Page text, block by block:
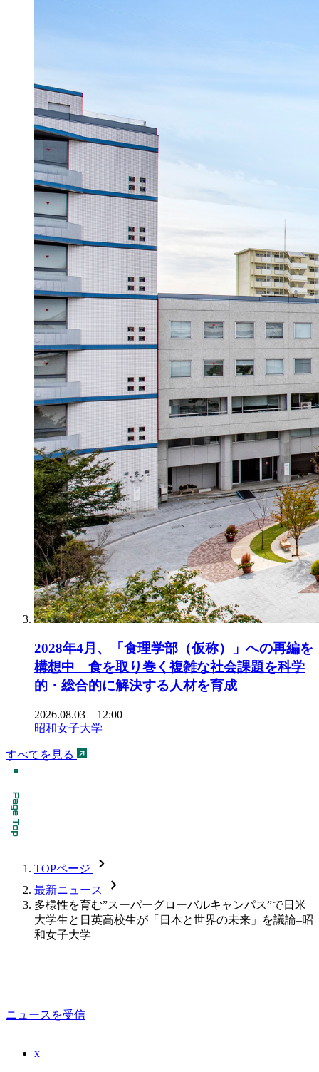
2028年4月、「食理学部（仮称）」への再編を
構想中 食を取り巻く複雑な社会課題を科学
的・総合的に解決する人材を育成
2026.08.03 12:00
昭和女子大学
すべてを見る
TOPページ chevron_forward
最新ニュース chevron_forward
多様性を育む”スーパーグローバルキャンパス”で日米
大学生と日英高校生が「日本と世界の未来」を議論–昭
和女子大学
ニュースを受信
x